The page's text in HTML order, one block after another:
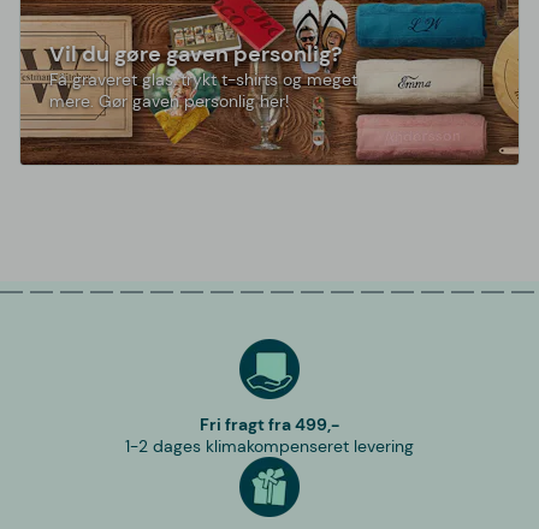
Vil du gøre gaven personlig?
Få graveret glas, trykt t-shirts og meget
mere. Gør gaven personlig her!
Fri fragt fra 499,-
1-2 dages klimakompenseret levering